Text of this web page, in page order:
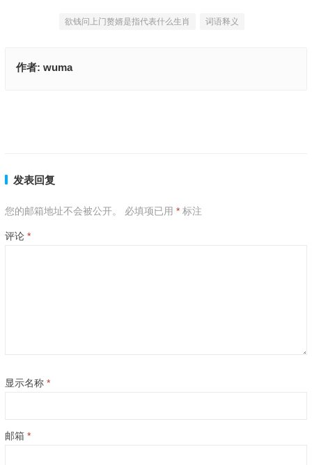
欲钱问上门赘婿是指代表什么生肖 词语释义
作者: wuma
发表回复
您的邮箱地址不会被公开。 必填项已用 *标注
评论 *
显示名称 *
邮箱 *